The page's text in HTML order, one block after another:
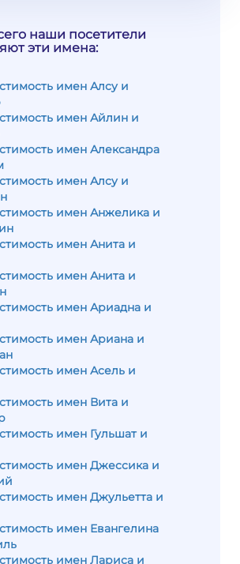
наши посетители
эти имена:
имен Алсу и
имен Айлин и
имен Александра
имен Алсу и
имен Анжелика и
имен Анита и
имен Анита и
имен Ариадна и
имен Ариана и
имен Асель и
имен Вита и
имен Гульшат и
имен Джессика и
имен Джульетта и
имен Евангелина
имен Лариса и